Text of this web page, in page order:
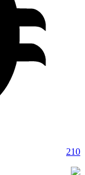
210